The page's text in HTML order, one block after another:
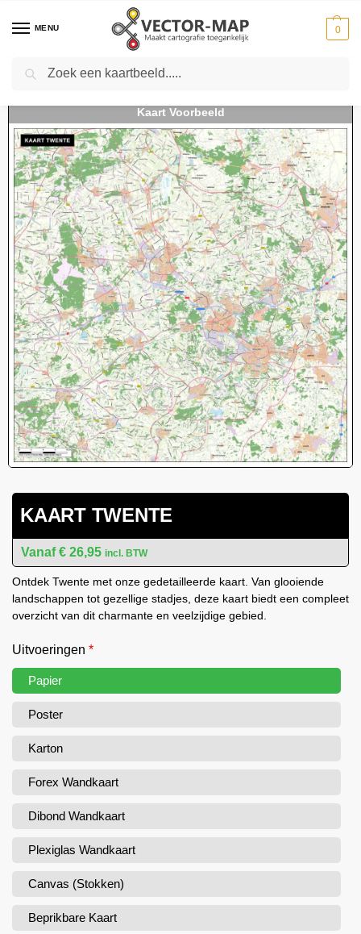
MENU 0
Home Kaarten - Regio kaarten
KAART TWENTE
€ 26,95 incl. BTW
Ontdek Twente met onze gedetailleerde kaart. Van glooiende
landschappen tot gezellige stadjes, deze kaart biedt een compleet
overzicht van dit charmante en veelzijdige gebied.
Uitvoeringen *
Papier
Poster
Karton
Forex Wandkaart
Dibond Wandkaart
Plexiglas Wandkaart
Canvas (Stokken)
Beprikbare Kaart